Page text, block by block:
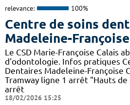
relevance: 100%
Centre de soins
Madeleine-
Le CSD Marie-Françoise Calais
d'odontologie. Infos pratiques
Dentaires Madeleine-Françoise
Tramway ligne 1 arrêt "Hauts de
arrêt
18/02/2026 15:25